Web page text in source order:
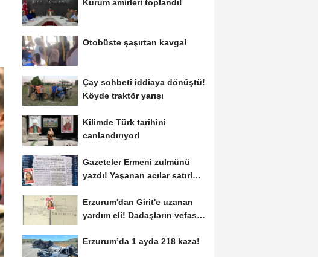
Kurum amirleri toplandı!
Otobüste şaşırtan kavga!
Çay sohbeti iddiaya dönüştü!
Köyde traktör yarışı
Kilimde Türk tarihini
canlandırıyor!
Gazeteler Ermeni zulmünü
yazdı! Yaşanan acılar satırlara
Erzurum'dan Girit'e uzanan
yardım eli! Dadaşların vefası
Erzurum’da 1 ayda 218 kaza!